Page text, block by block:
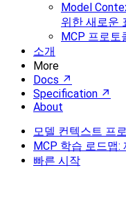
Model
위한 새로운
MCP 프로토
소개
More
Docs ↗
Specification ↗
About
모델 컨텍스트 프
MCP 학습 로드맵:
빠른 시작